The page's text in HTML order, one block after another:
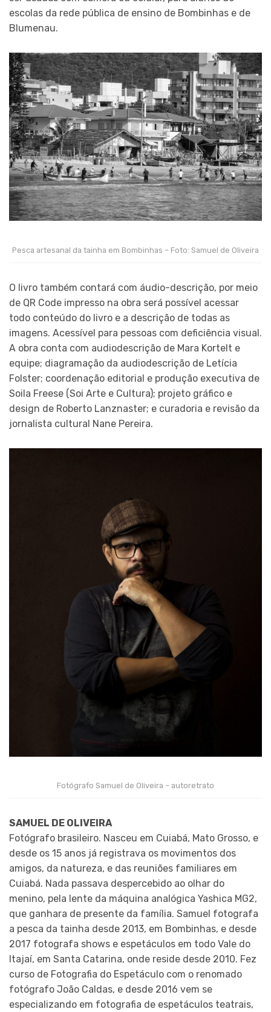
escolas da rede pública de ensino de Bombinhas e de
Blumenau.
Pesca artesanal da tainha em Bombinhas – Foto: Samuel de Oliveira
O livro também contará com áudio-descrição, por meio
de QR Code impresso na obra será possível acessar
todo conteúdo do livro e a descrição de todas as
imagens. Acessível para pessoas com deficiência visual.
A obra conta com audiodescrição de Mara Kortelt e
equipe; diagramação da audiodescrição de Letícia
Folster; coordenação editorial e produção executiva de
Soila Freese (Soi Arte e Cultura); projeto gráfico e
design de Roberto Lanznaster; e curadoria e revisão da
jornalista cultural Nane Pereira.
Fotógrafo Samuel de Oliveira – autoretrato
SAMUEL DE OLIVEIRA
Fotógrafo brasileiro. Nasceu em Cuiabá, Mato Grosso, e
desde os 15 anos já registrava os movimentos dos
amigos, da natureza, e das reuniões familiares em
Cuiabá. Nada passava despercebido ao olhar do
menino, pela lente da máquina analógica Yashica MG2,
que ganhara de presente da família. Samuel fotografa
a pesca da tainha desde 2013, em Bombinhas, e desde
2017 fotografa shows e espetáculos em todo Vale do
Itajaí, em Santa Catarina, onde reside desde 2010. Fez
curso de Fotografia do Espetáculo com o renomado
fotógrafo João Caldas, e desde 2016 vem se
especializando em fotografia de espetáculos teatrais,